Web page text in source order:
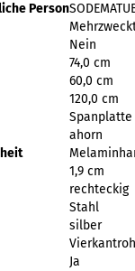
Person
Nein
74,0 cm
60,0 cm
120,0 cm
Spanplatte
ahorn
1,9 cm
rechteckig
Stahl
silber
Ja